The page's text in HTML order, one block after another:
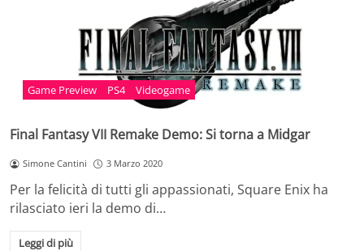
Game Preview PS4 Videogame
Final Fantasy VII Remake Demo: Si torna a Midgar
Simone Cantini 3 Marzo 2020
Per la felicità di tutti gli appassionati, Square Enix ha
rilasciato ieri la demo di…
Leggi di più